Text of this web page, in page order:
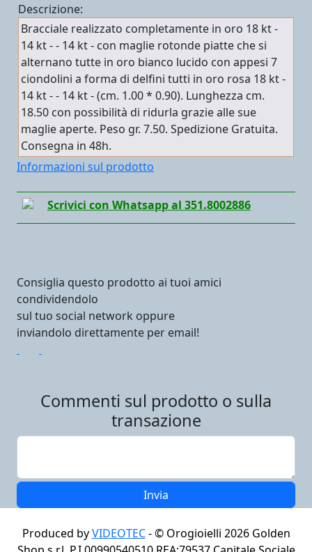
Descrizione:
Bracciale realizzato completamente in oro 18 kt -
14 kt - - 14 kt - con maglie rotonde piatte che si
alternano tutte in oro bianco lucido con appesi 7
ciondolini a forma di delfini tutti in oro rosa 18 kt -
14 kt - - 14 kt - (cm. 1.00 * 0.90). Lunghezza cm.
18.50 con possibilità di ridurla grazie alle sue
maglie aperte. Peso gr. 7.50. Spedizione Gratuita.
Consegna in 48h.
Informazioni sul prodotto
Scrivici con Whatsapp al 351.8002886
Consiglia questo prodotto ai tuoi amici
condividendolo
sul tuo social network oppure
inviandolo direttamente per email!
Commenti sul prodotto o sulla
transazione
Produced byVIDEOTEC - © Orogioielli 2026Golden